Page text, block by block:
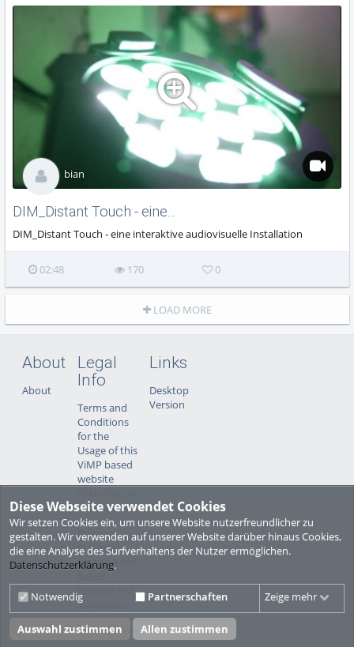
Diese Webseite verwendet Cookies
Wir setzen Cookies ein, um unsere Website nutzerfreundlicher zu
gestalten. Wir verwenden auf unserer Website darüber hinaus Cookies,
die eine Analyse des Surfverhaltens der Nutzer ermöglichen.
Datenschutzerklärung.
Notwendig Partnerschaften Zeige mehr
Auswahl zustimmen Allen zustimmen
DIM_Distant Touch - eine...
DIM_Distant Touch - eine interaktive audiovisuelle Installation
bian
02:48 170 0
LOAD MORE
About
About
Legal
Info
Terms and
Conditions
for the
Usage of this
ViMP based
website
sub-pages)
Privacy
Statement
for this ViMP
Website incl.
Sub-pages
Legal notice
Links
Desktop
Version